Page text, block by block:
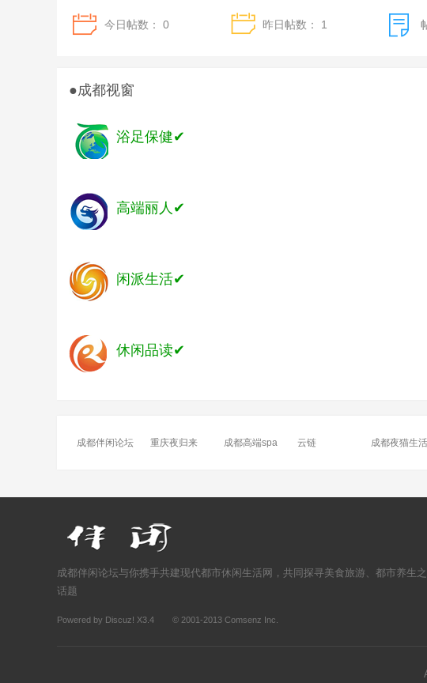
今日帖数： 0 昨日帖数： 1
●成都视窗
浴足保健✔
高端丽人✔
闲派生活✔
休闲品读✔
成都伴闲论坛 重庆夜归来 成都高端spa 云链
成都夜猫生
成都伴闲论坛与你携手共建现代都市休闲生活网，共同探寻美食旅游、都市养生
话题
Powered by Discuz! X3.4 © 2001-2013 Comsenz Inc.